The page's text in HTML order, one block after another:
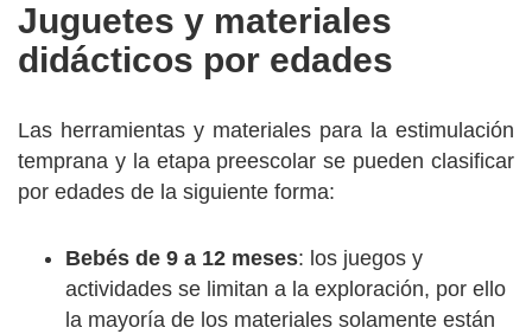
Juguetes y materiales
didácticos por edades
Las herramientas y materiales para la estimulación
temprana y la etapa preescolar se pueden clasificar
por edades de la siguiente forma:
Bebés de 9 a 12 meses: los juegos y
actividades se limitan a la exploración, por ello
la mayoría de los materiales solamente están